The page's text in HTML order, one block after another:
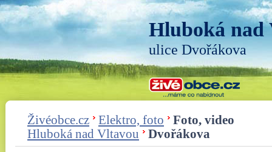
Hluboká nad
ulice Dvořákova
Živéobce.cz Elektro, foto
Foto, video
Hluboká nad Vltavou
Dvořákova